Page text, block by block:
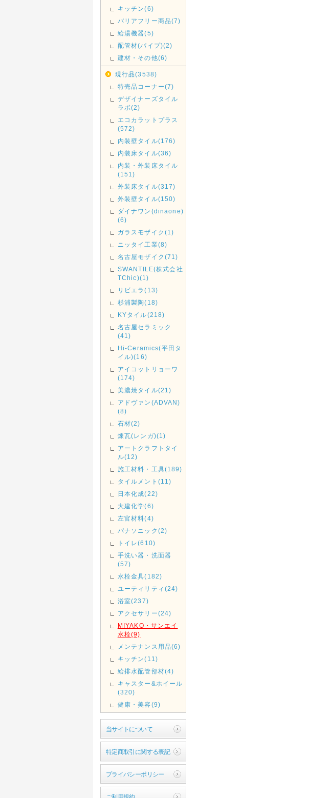
キッチン(6)
バリアフリー商品(7)
給湯機器(5)
配管材(パイプ)(2)
建材・その他(6)
現行品(3538)
特売品コーナー(7)
デザイナーズタイル
ラボ(2)
エコカラットプラス
(572)
内装壁タイル(176)
内装床タイル(36)
内装・外装床タイル
(151)
外装床タイル(317)
外装壁タイル(150)
ダイナワン(dinaone)
(6)
ガラスモザイク(1)
ニッタイ工業(8)
名古屋モザイク(71)
SWANTILE(株式会社
TChic)(1)
リビエラ(13)
杉浦製陶(18)
KYタイル(218)
名古屋セラミック
(41)
Hi-Ceramics(平田タ
イル)(16)
アイコットリョーワ
(174)
美濃焼タイル(21)
アドヴァン(ADVAN)
(8)
石材(2)
煉瓦(レンガ)(1)
アートクラフトタイ
ル(12)
施工材料・工具(189)
タイルメント(11)
日本化成(22)
大建化学(6)
左官材料(4)
パナソニック(2)
トイレ(610)
手洗い器・洗面器
(57)
水栓金具(182)
ユーティリティ(24)
浴室(237)
アクセサリー(24)
MIYAKO・サンエイ
水栓(9)
メンテナンス用品(6)
キッチン(11)
給排水配管部材(4)
キャスター&ホイール
(320)
健康・美容(9)
当サイトについて
特定商取引に関する表記
プライバシーポリシー
ご利用規約